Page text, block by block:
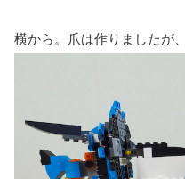
横から。爪は作りましたが